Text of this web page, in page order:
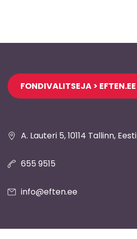
Jaluse
navigatsioon
A. Lauteri 5, 10114 Tallinn, Eesti
FONDIVALITSEJA > EFTEN.EE
655 9515
info@eften.ee